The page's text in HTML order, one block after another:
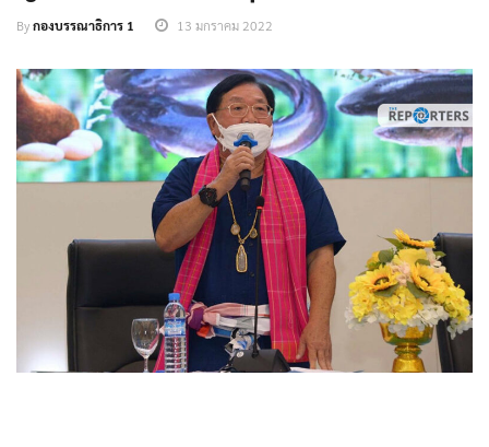
Byกองบรรณาธิการ 1 13 มกราคม 2022